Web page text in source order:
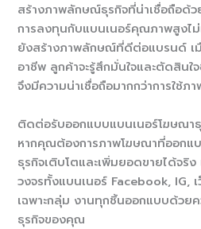
สร้างภาพลักษณ์ธุรกิจที่น่าเชื่อถือด้
การลงทุนกับแบนเนอร์คุณภาพสูงไ
ยังสร้างภาพลักษณ์ที่ดีต่อแบรนด์ เ
อาชีพ ลูกค้าจะรู้สึกมั่นใจและตัดสิน
จึงมีความน่าเชื่อถือมากกว่าการใช้ภ
ติดต่อรับออกแบบแบนเนอร์โฆษณา
หากคุณต้องการภาพโฆษณาที่ออกแ
ธุรกิจเติบโตและเพิ่มยอดขายได้จริง
วงจรทั้งแบนเนอร์ Facebook, IG,
เฉพาะกลุ่ม งานทุกชิ้นออกแบบด้วยคว
ธุรกิจของคุณ